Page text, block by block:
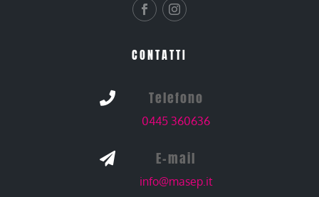
CONTATTI
 Telefono
0445 360636
 E-mail
info@masep.it